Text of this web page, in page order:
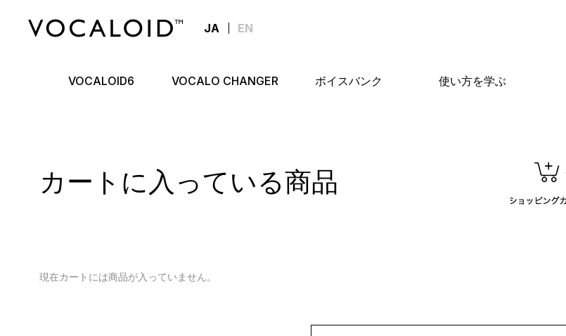
JA EN
VOCALOID6 VOCALO CHANGER ボイスバンク 使い方を学ぶ
カートに入っている商品
現在カートには商品が入っていません。